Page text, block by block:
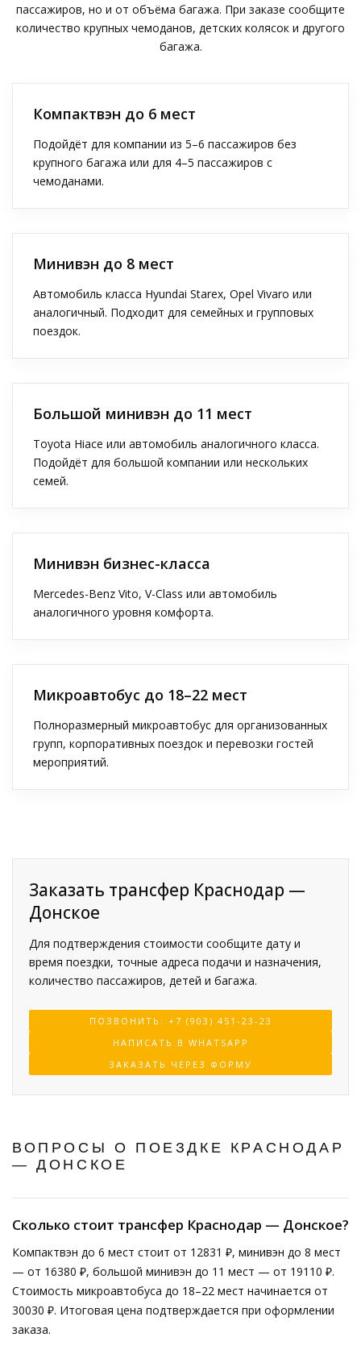
пассажиров, но и от объёма багажа. При заказе сообщите
количество крупных чемоданов, детских колясок и другого
багажа.
Компактвэн до 6 мест
Подойдёт для компании из 5–6 пассажиров без
крупного багажа или для 4–5 пассажиров с
чемоданами.
Минивэн до 8 мест
Автомобиль класса Hyundai Starex, Opel Vivaro или
аналогичный. Подходит для семейных и групповых
поездок.
Большой минивэн до 11 мест
Toyota Hiace или автомобиль аналогичного класса.
Подойдёт для большой компании или нескольких
семей.
Минивэн бизнес-класса
Mercedes-Benz Vito, V-Class или автомобиль
аналогичного уровня комфорта.
Микроавтобус до 18–22 мест
Полноразмерный микроавтобус для организованных
групп, корпоративных поездок и перевозки гостей
мероприятий.
Заказать трансфер Краснодар —
Донское
Для подтверждения стоимости сообщите дату и
время поездки, точные адреса подачи и назначения,
количество пассажиров, детей и багажа.
ПОЗВОНИТЬ: +7 (903) 451-23-23
НАПИСАТЬ В WHATSAPP
ЗАКАЗАТЬ ЧЕРЕЗ ФОРМУ
ВОПРОСЫ О ПОЕЗДКЕ КРАСНОДАР
— ДОНСКОЕ
Сколько стоит трансфер Краснодар — Донское?
Компактвэн до 6 мест стоит от 12831 ₽, минивэн до 8 мест
— от 16380 ₽, большой минивэн до 11 мест — от 19110 ₽.
Стоимость микроавтобуса до 18–22 мест начинается от
30030 ₽. Итоговая цена подтверждается при оформлении
заказа.